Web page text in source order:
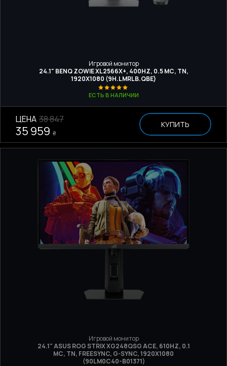
Игровой монитор
24.1" BENQ ZOWIE XL2566X+, 400HZ, 0.5 МС, TN,
1920Х1080 (9H.LMRLB.QBE)
ЕСТЬ В НАЛИЧИИ
ЦЕНА 38 847
35 959 ₴
КУПИТЬ
Игровой монитор
24.1" ASUS ROG STRIX XG248QSG ACE, 610HZ, 0.1
МС, TN, FREESYNC, G-SYNC, 1920X1080
(90LM0C40-B01371)